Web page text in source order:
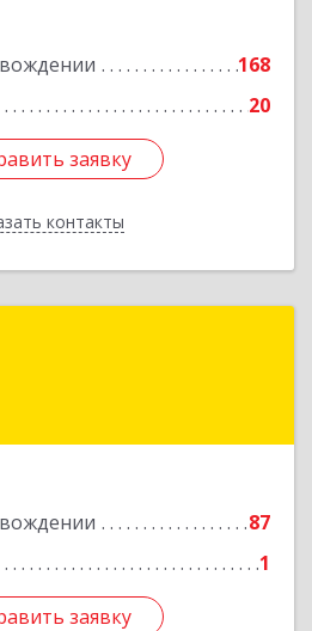
168
20
заявку
контакты
Подробнее
заявку
Назад
87
1
заявку
Белово г, Ленина ул, дом №
заявку